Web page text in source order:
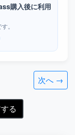
購入後に利用
。
次へ →
る